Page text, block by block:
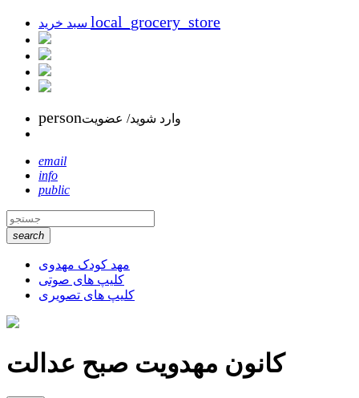
local_grocery_store
personوارد شوید/ عضویت
email
info
public
search
مهد کودک مهدوی
کلیپ های صوتی
کلیپ های تصویری
کانون مهدویت صبح عدالت